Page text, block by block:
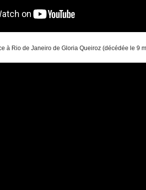
à Rio de Janeiro de Gloria Queiroz (décédée le 9